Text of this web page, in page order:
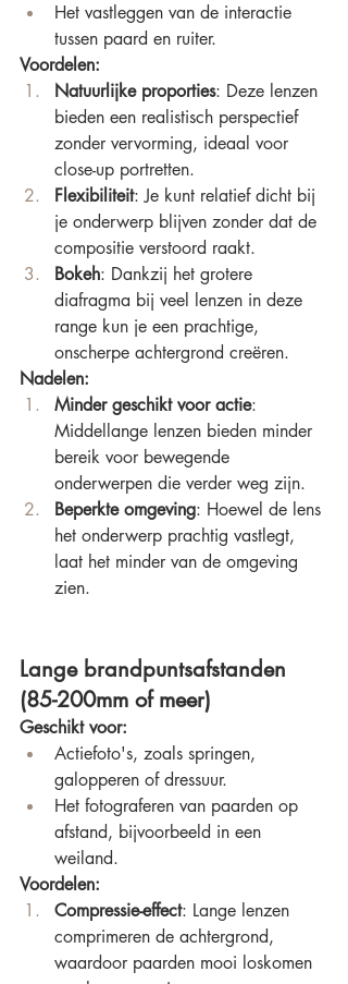
Het vastleggen van de interactie
tussen paard en ruiter.
Voordelen:
Natuurlijke proporties: Deze lenzen
bieden een realistisch perspectief
zonder vervorming, ideaal voor
close-up portretten.
Flexibiliteit: Je kunt relatief dicht bij
je onderwerp blijven zonder dat de
compositie verstoord raakt.
Bokeh: Dankzij het grotere
diafragma bij veel lenzen in deze
range kun je een prachtige,
onscherpe achtergrond creëren.
Nadelen:
Minder geschikt voor actie:
Middellange lenzen bieden minder
bereik voor bewegende
onderwerpen die verder weg zijn.
Beperkte omgeving: Hoewel de lens
het onderwerp prachtig vastlegt,
laat het minder van de omgeving
zien.
Lange brandpuntsafstanden
(85-200mm of meer)
Geschikt voor:
Actiefoto's, zoals springen,
galopperen of dressuur.
Het fotograferen van paarden op
afstand, bijvoorbeeld in een
weiland.
Voordelen:
Compressie-effect: Lange lenzen
comprimeren de achtergrond,
waardoor paarden mooi loskomen